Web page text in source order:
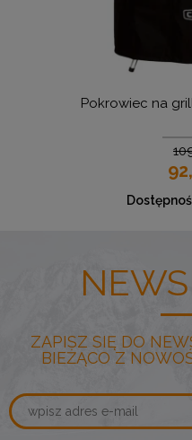
Cover 50 Pro
ZAPISZ SIĘ DO
BIEŻĄCO Z